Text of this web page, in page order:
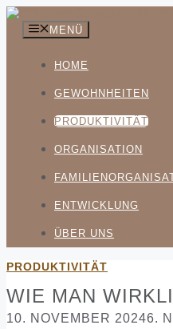
Zum
Inhalt
springen
MENÜ
HOME
GEWOHNHEITEN
PRODUKTIVITÄT
ORGANISATION
ENTWICKLUNG
ÜBER UNS
PRODUKTIVITÄT
WIE MAN
10. NOVEMBER 20246.